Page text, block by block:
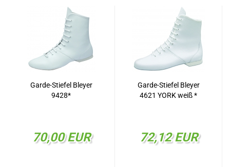
Garde-Stiefel Bleyer
9428*
70,00 EUR
Garde-Stiefel Bleyer
4621 YORK weiß *
72,12 EUR